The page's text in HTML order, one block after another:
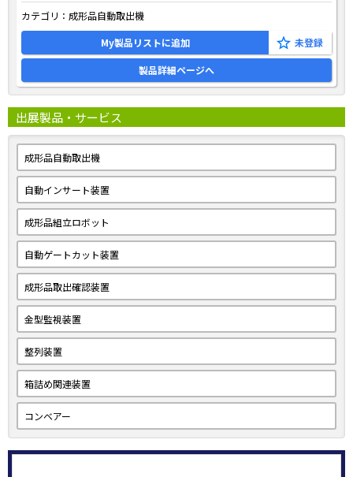
カテゴリ： 成形品自動取出機
My製品リストに追加
製品詳細ページへ
出展製品・サービス
成形品自動取出機
自動インサート装置
成形品組立ロボット
自動ゲートカット装置
成形品取出確認装置
金型監視装置
整列装置
箱詰め関連装置
コンベアー